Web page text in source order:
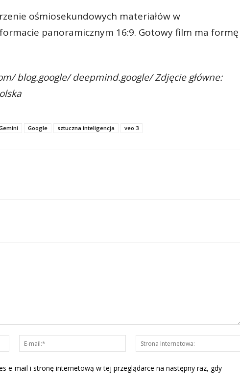
ośmiosekundowych materiałów w
panoramicznym 16:9. Gotowy film ma formę
blog.google/ deepmind.google/ Zdjęcie główne:
Google sztuczna inteligencja veo 3
Nazwa:*
mail:*
e-mail i stronę internetową w tej przeglądarce na następny raz, gdy